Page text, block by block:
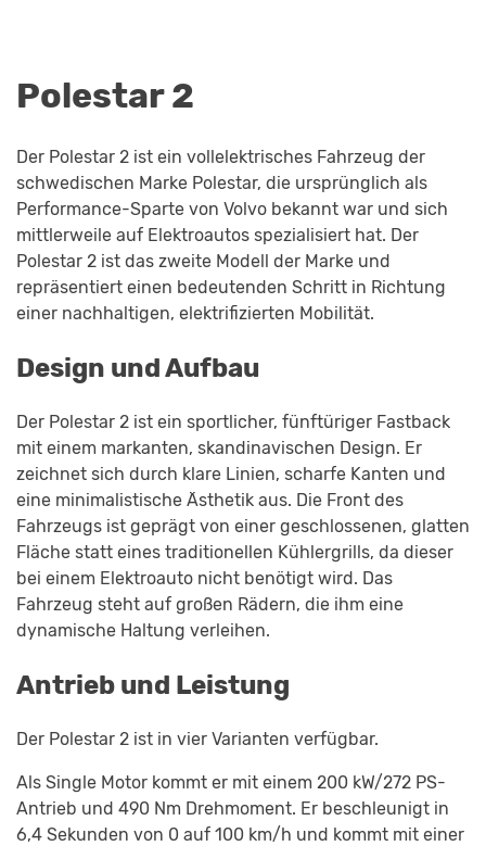
Polestar 2
Der Polestar 2 ist ein vollelektrisches Fahrzeug der
schwedischen Marke Polestar, die ursprünglich als
Performance-Sparte von Volvo bekannt war und sich
mittlerweile auf Elektroautos spezialisiert hat. Der
Polestar 2 ist das zweite Modell der Marke und
repräsentiert einen bedeutenden Schritt in Richtung
einer nachhaltigen, elektrifizierten Mobilität.
Design und Aufbau
Der Polestar 2 ist ein sportlicher, fünftüriger Fastback
mit einem markanten, skandinavischen Design. Er
zeichnet sich durch klare Linien, scharfe Kanten und
eine minimalistische Ästhetik aus. Die Front des
Fahrzeugs ist geprägt von einer geschlossenen, glatten
Fläche statt eines traditionellen Kühlergrills, da dieser
bei einem Elektroauto nicht benötigt wird. Das
Fahrzeug steht auf großen Rädern, die ihm eine
dynamische Haltung verleihen.
Antrieb und Leistung
Der Polestar 2 ist in vier Varianten verfügbar.
Als Single Motor kommt er mit einem 200 kW/272 PS-
Antrieb und 490 Nm Drehmoment. Er beschleunigt in
6,4 Sekunden von 0 auf 100 km/h und kommt mit einer